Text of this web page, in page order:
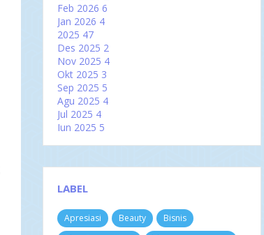
Feb 2026 6
Jan 2026 4
2025 47
Des 2025 2
Nov 2025 4
Okt 2025 3
Sep 2025 5
Agu 2025 4
Jul 2025 4
Jun 2025 5
Mar 20256
Jan 2025
202460
Des 2024 3
LABEL
Apresiasi Beauty
Bisnis